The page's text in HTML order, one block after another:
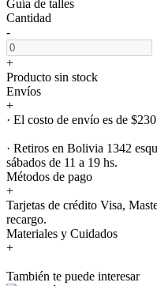
Guía de talles
Cantidad
-
+
Producto sin stock
Envíos
+
· El costo de envío es de
· Retiros en Bolivia 1342
sábados de 11 a 19 hs.
Métodos de pago
+
Tarjetas de crédito Visa,
recargo.
Materiales y Cuidados
+
También te puede interesar